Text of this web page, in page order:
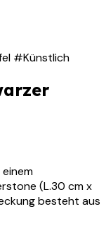
#Künstlich
(L.30 cm x
besteht aus